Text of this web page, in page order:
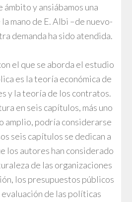
ámbito y ansiábamos una
mano de E. Albi –de nuevo-
demanda ha sido atendida.
el que se aborda el estudio
es la teoría económica de
y la teoría de los contratos.
en seis capítulos, más uno
amplio, podría considerarse
seis capítulos se dedican a
los autores han considerado
de las organizaciones
los presupuestos públicos
de las políticas